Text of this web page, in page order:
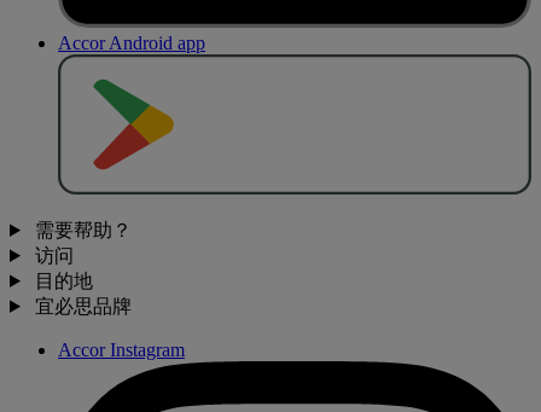
Accor Android app
需要帮助？
访问
目的地
宜必思品牌
Accor Instagram